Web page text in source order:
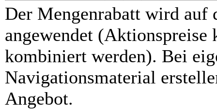
Der Mengenrabatt wird auf
angewendet
kombiniert werden). Bei
Navigationsmaterial
Angebot.